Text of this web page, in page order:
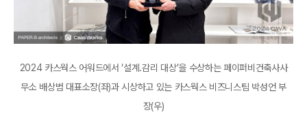
2024 카스웍스 어워드에서 ‘설계.감리 대상’을 수상하는 페이퍼비건축사사
무소 배상범 대표소장(좌)과 시상하고 있는 카스웍스 비즈니스팀 박성언 부
장(우)